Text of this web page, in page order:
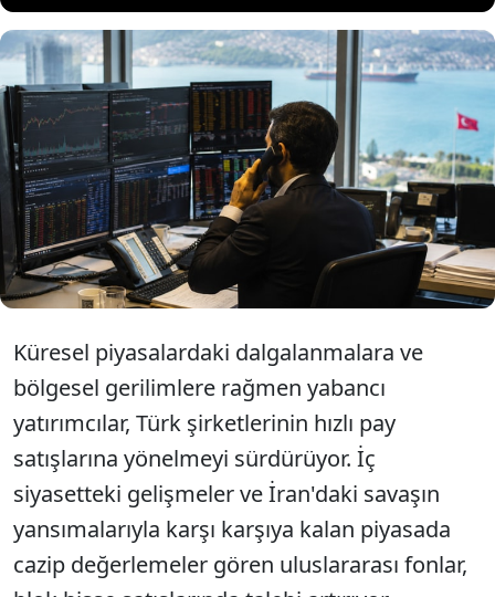
Küresel çalkantılara ve Türkiye'de yaşanan siyasi
belirsizliklere karşı yabancı fonlar, Borsa
İstanbul’da adeta fırsat avına çıktı. Yüksek faiz
kıskacında alternatif finansman arayan Türk
şirketlerinin blok hisse satışlarına koşan
uluslararası yatırımcıların hareketleri 1,2 milyar
doları aştı.
Küresel piyasalardaki dalgalanmalara ve
bölgesel gerilimlere rağmen yabancı
yatırımcılar, Türk şirketlerinin hızlı pay
satışlarına yönelmeyi sürdürüyor. İç
siyasetteki gelişmeler ve İran'daki savaşın
yansımalarıyla karşı karşıya kalan piyasada
cazip değerlemeler gören uluslararası fonlar,